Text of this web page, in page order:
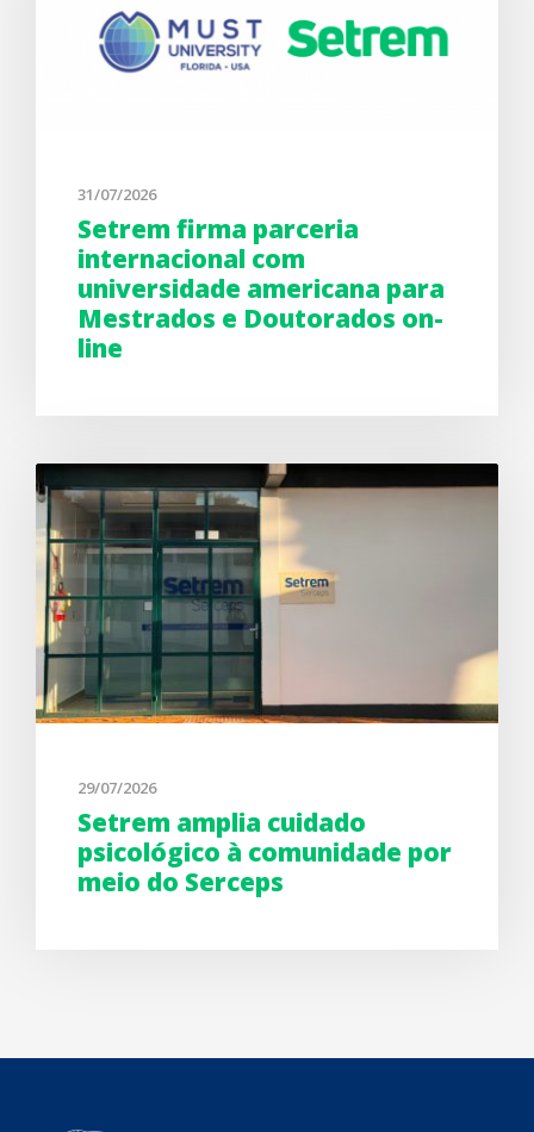
31/07/2026
Setrem firma parceria
internacional com
universidade americana para
Mestrados e Doutorados on-
line
29/07/2026
Setrem amplia cuidado
psicológico à comunidade por
meio do Serceps